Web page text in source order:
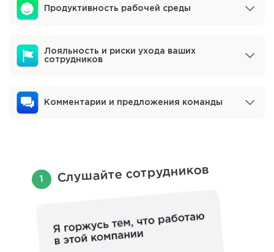
Продуктивность рабочей среды
Лояльность и риски ухода ваших
сотрудников
Комментарии и предложения команды
Слушайте сотрудников